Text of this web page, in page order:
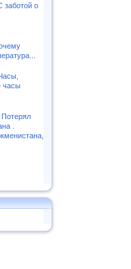
заботой о
часы
Потерял
.